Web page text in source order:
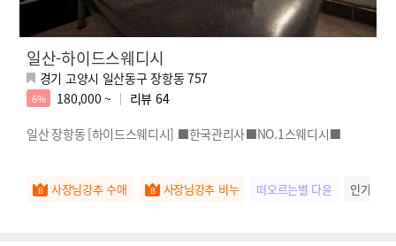
일산-하이드스웨디시
경기 고양시 일산동구 장항동 757
6% 180,000 ~ 리뷰 64
일산 장항동 [하이드스웨디시] ⬛️한국관리사⬛️NO.1스웨디시⬛️
사장님강추 수애 사장님강추 비누 떠오르는별 다윤 인기스타